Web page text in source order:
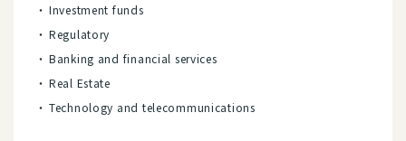
Investment funds
Regulatory
Banking and financial services
Real Estate
Technology and telecommunications